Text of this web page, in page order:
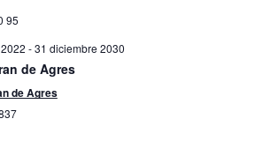
95
-31 diciembre 2030
de Agres
de Agres